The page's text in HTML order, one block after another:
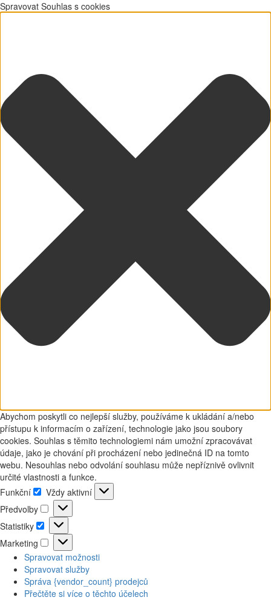
Spravovat Souhlas s cookies
Abychom poskytli co nejlepší služby, používáme k ukládání a/nebo
přístupu k informacím o zařízení, technologie jako jsou soubory
cookies. Souhlas s těmito technologiemi nám umožní zpracovávat
údaje, jako je chování při procházení nebo jedinečná ID na tomto
webu. Nesouhlas nebo odvolání souhlasu může nepříznivě ovlivnit
určité vlastnosti a funkce.
Funkční
Funkční
Vždy aktivní
Předvolby
Předvolby
Statistiky
Statistiky
Marketing
Marketing
Spravovat možnosti
Spravovat služby
Správa {vendor_count} prodejců
Přečtěte si více o těchto účelech